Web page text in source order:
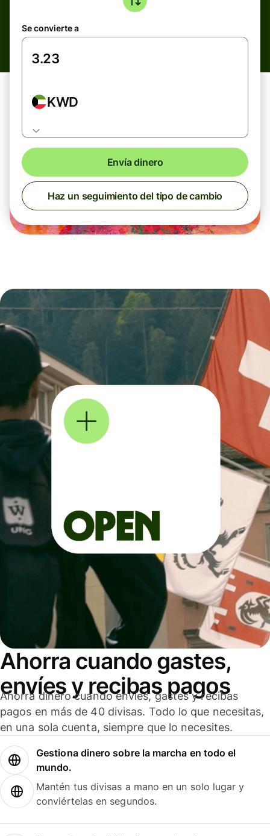
Se convierte a
KWD
Envía dinero
Haz un seguimiento del tipo de cambio
Ahorra cuando gastes,
envíes y recibas pagos
Ahorra dinero cuando envíes, gastes y recibas
pagos en más de 40 divisas. Todo lo que necesitas,
en una sola cuenta, siempre que lo necesites.
Gestiona dinero sobre la marcha en todo el
mundo.
Mantén tus divisas a mano en un solo lugar y
conviértelas en segundos.